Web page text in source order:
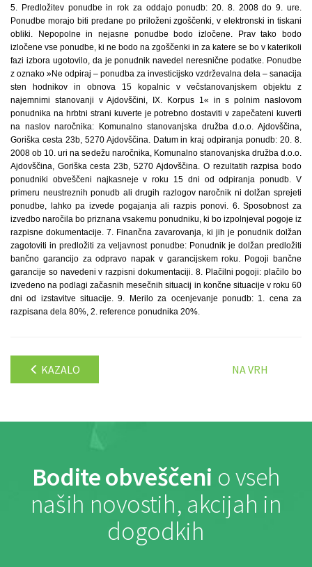
5. Predložitev ponudbe in rok za oddajo ponudb: 20. 8. 2008 do 9. ure.
Ponudbe morajo biti predane po priloženi zgoščenki, v elektronski in tiskani
obliki. Nepopolne in nejasne ponudbe bodo izločene. Prav tako bodo
izločene vse ponudbe, ki ne bodo na zgoščenki in za katere se bo v katerikoli
fazi izbora ugotovilo, da je ponudnik navedel neresnične podatke. Ponudbe
z oznako »Ne odpiraj – ponudba za investicijsko vzdrževalna dela – sanacija
sten hodnikov in obnova 15 kopalnic v večstanovanjskem objektu z
najemnimi stanovanji v Ajdovščini, IX. Korpus 1« in s polnim naslovom
ponudnika na hrbtni strani kuverte je potrebno dostaviti v zapečateni kuverti
na naslov naročnika: Komunalno stanovanjska družba d.o.o. Ajdovščina,
Goriška cesta 23b, 5270 Ajdovščina. Datum in kraj odpiranja ponudb: 20. 8.
2008 ob 10. uri na sedežu naročnika, Komunalno stanovanjska družba d.o.o.
Ajdovščina, Goriška cesta 23b, 5270 Ajdovščina. O rezultatih razpisa bodo
ponudniki obveščeni najkasneje v roku 15 dni od odpiranja ponudb. V
primeru neustreznih ponudb ali drugih razlogov naročnik ni dolžan sprejeti
ponudbe, lahko pa izvede pogajanja ali razpis ponovi. 6. Sposobnost za
izvedbo naročila bo priznana vsakemu ponudniku, ki bo izpolnjeval pogoje iz
razpisne dokumentacije. 7. Finančna zavarovanja, ki jih je ponudnik dolžan
zagotoviti in predložiti za veljavnost ponudbe: Ponudnik je dolžan predložiti
bančno garancijo za odpravo napak v garancijskem roku. Pogoji bančne
garancije so navedeni v razpisni dokumentaciji. 8. Plačilni pogoji: plačilo bo
izvedeno na podlagi začasnih mesečnih situacij in končne situacije v roku 60
dni od izstavitve situacije. 9. Merilo za ocenjevanje ponudb: 1. cena za
razpisana dela 80%, 2. reference ponudnika 20%.
KAZALO NA VRH
Bodite obveščeni o vseh
naših novostih, akcijah in
dogodkih